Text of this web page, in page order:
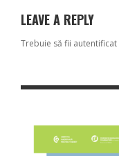
LEAVE A REPLY
Trebuie să fii autentificat